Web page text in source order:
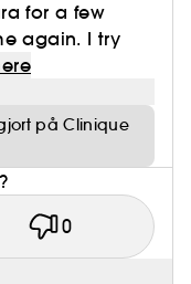
for a few
again. I try
på Clinique
0